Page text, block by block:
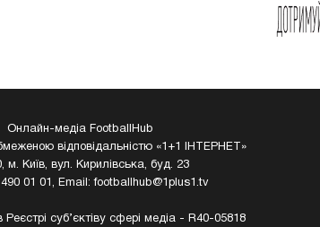
Онлайн-медіа FootballHub
відповідальністю «1+1 ІНТЕРНЕТ»
м. Київ, вул. Кирилівська, буд. 23
490 01 01, Email:footballhub@1plus1.tv
Реєстрі суб’єктіву сфері медіа - R40-05818